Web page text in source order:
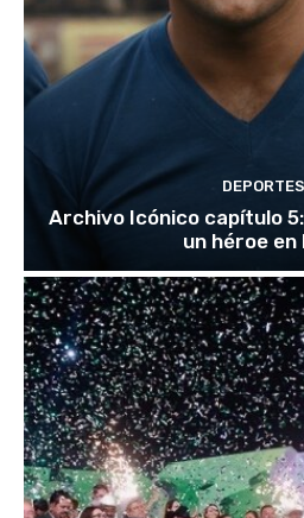
DEPORTES
Archivo Icónico capítulo
un héroe en